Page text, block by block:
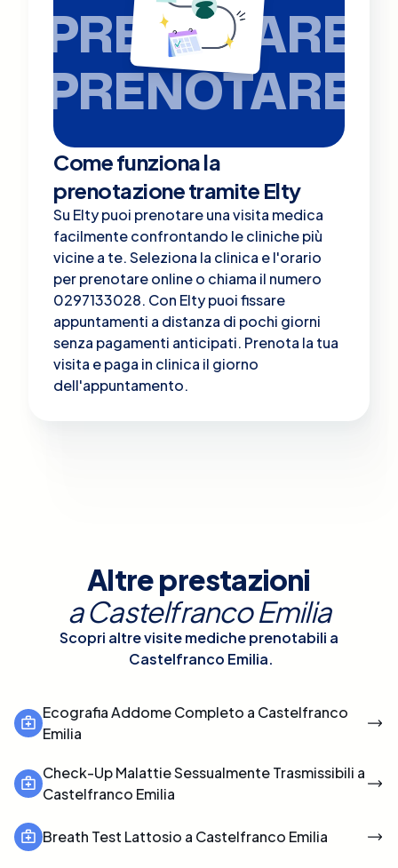
PRENOTARE
PRENOTARE
Come funziona la
prenotazione tramite Elty
Su Elty puoi prenotare una visita medica
facilmente confrontando le cliniche più
vicine a te. Seleziona la clinica e l'orario
per prenotare online o chiama il numero
0297133028. Con Elty puoi fissare
appuntamenti a distanza di pochi giorni
senza pagamenti anticipati. Prenota la tua
visita e paga in clinica il giorno
dell'appuntamento.
Altre prestazioni
aCastelfranco Emilia
Scopri altre visite mediche prenotabili a
Castelfranco Emilia.
Ecografia Addome Completo a Castelfranco
Emilia
Check-Up Malattie Sessualmente Trasmissibili a
Castelfranco Emilia
Breath Test Lattosio a Castelfranco Emilia